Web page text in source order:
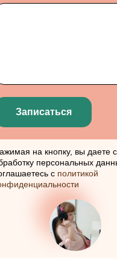
Записаться
на кнопку, вы даете
персональных
с политикой